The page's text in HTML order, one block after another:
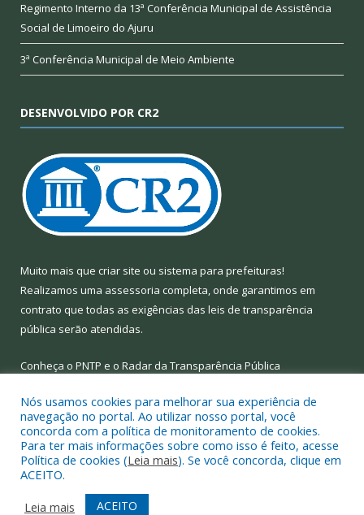
Regimento Interno da 13ª Conferência Municipal de Assistência
Social de Limoeiro do Ajuru
3ª Conferência Municipal de Meio Ambiente
DESENVOLVIDO POR CR2
Muito mais que criar site ou sistema para prefeituras!
Realizamos uma assessoria completa, onde garantimos em
contrato que todas as exigências das leis de transparência
pública serão atendidas.
Conheça o PNTP e o Radar da Transparência Pública
Todos os direitos reservados a Prefeitura Municipal de Limoeiro
do Ajuru.
Mapa do Site
Acessar Área Administrativa
Nós usamos cookies para melhorar sua experiência de
navegação no portal. Ao utilizar nosso portal, você
concorda com a política de monitoramento de cookies.
Para ter mais informações sobre como isso é feito, acesse
Política de cookies (Leia mais). Se você concorda, clique em
ACEITO.
Leia mais
ACEITO